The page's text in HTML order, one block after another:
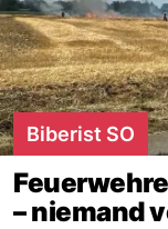
Biberist SO
– niemand